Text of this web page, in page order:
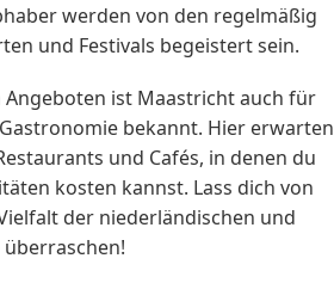
werden von den regelmäßig
und Festivals begeistert sein.
ist Maastricht auch für
bekannt. Hier erwarten
und Cafés, in denen du
kosten kannst. Lass dich von
der niederländischen und